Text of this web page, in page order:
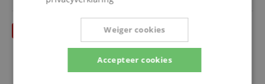
condensatormicrofoon en Producer Essentials-
softwarepakket
Accepteer cookies
Weiger cookies